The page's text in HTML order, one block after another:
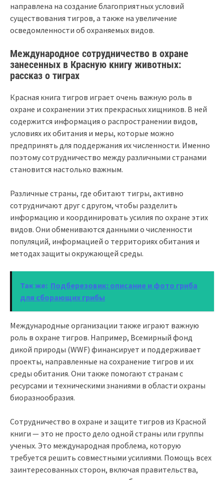
направлена на создание благоприятных условий
существования тигров, а также на увеличение
осведомленности об охраняемых видов.
Международное сотрудничество в охране
занесенных в Красную книгу животных:
рассказ о тиграх
Красная книга тигров играет очень важную роль в
охране и сохранении этих прекрасных хищников. В ней
содержится информация о распространении видов,
условиях их обитания и меры, которые можно
предпринять для поддержания их численности. Именно
поэтому сотрудничество между различными странами
становится настолько важным.
Различные страны, где обитают тигры, активно
сотрудничают друг с другом, чтобы разделить
информацию и координировать усилия по охране этих
видов. Они обмениваются данными о численности
популяций, информацией о территориях обитания и
методах защиты окружающей среды.
Так же: Подберезовик: описание и фото гриба
для сборающих грибы
Международные организации также играют важную
роль в охране тигров. Например, Всемирный фонд
дикой природы (WWF) финансирует и поддерживает
проекты, направленные на сохранение тигров и их
среды обитания. Они также помогают странам с
ресурсами и техническими знаниями в области охраны
биоразнообразия.
Сотрудничество в охране и защите тигров из Красной
книги — это не просто дело одной страны или группы
ученых. Это международная проблема, которую
требуется решить совместными усилиями. Помощь всех
заинтересованных сторон, включая правительства,